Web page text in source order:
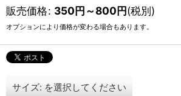
販売価格: 350円～800円(税別)
オプションにより価格が変わる場合もあります。
サイズ: を選択してください